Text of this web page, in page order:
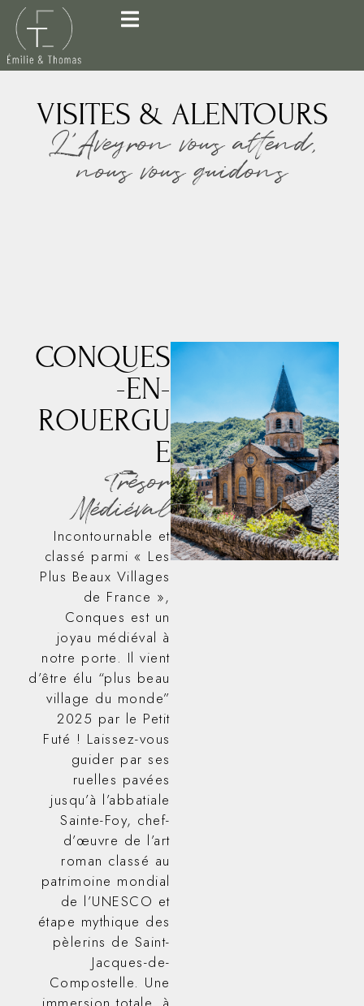
VISITES & ALENTOURS
L’Aveyron vous attend,
nous vous guidons
CONQUES
-EN-
ROUERGU
E
Trésor
Médiéval
Incontournable et
classé parmi « Les
Plus Beaux Villages
de France »,
Conques est un
joyau médiéval à
notre porte. Il vient
d’être élu “plus beau
village du monde”
2025 par le Petit
Futé ! Laissez-vous
guider par ses
ruelles pavées
jusqu’à l’abbatiale
Sainte-Foy, chef-
d’œuvre de l’art
roman classé au
patrimoine mondial
de l’UNESCO et
étape mythique des
pèlerins de Saint-
Jacques-de-
Compostelle. Une